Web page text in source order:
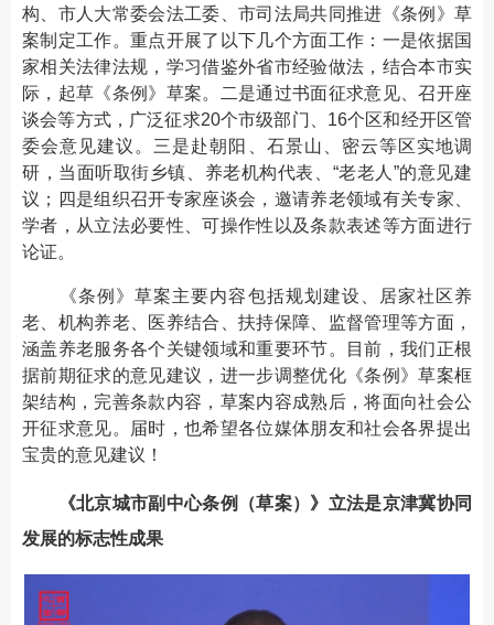
构、市人大常委会法工委、市司法局共同推进《条例》草
案制定工作。重点开展了以下几个方面工作：一是依据国
家相关法律法规，学习借鉴外省市经验做法，结合本市实
际，起草《条例》草案。二是通过书面征求意见、召开座
谈会等方式，广泛征求20个市级部门、16个区和经开区管
委会意见建议。三是赴朝阳、石景山、密云等区实地调
研，当面听取街乡镇、养老机构代表、“老老人”的意见建
议；四是组织召开专家座谈会，邀请养老领域有关专家、
学者，从立法必要性、可操作性以及条款表述等方面进行
论证。
《条例》草案主要内容包括规划建设、居家社区养
老、机构养老、医养结合、扶持保障、监督管理等方面，
涵盖养老服务各个关键领域和重要环节。目前，我们正根
据前期征求的意见建议，进一步调整优化《条例》草案框
架结构，完善条款内容，草案内容成熟后，将面向社会公
开征求意见。届时，也希望各位媒体朋友和社会各界提出
宝贵的意见建议！
《北京城市副中心条例（草案）》立法是京津冀协同
发展的标志性成果